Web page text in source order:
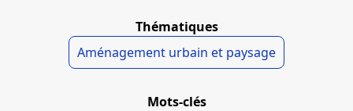
Thématiques
Aménagement urbain et paysage
Mots-clés